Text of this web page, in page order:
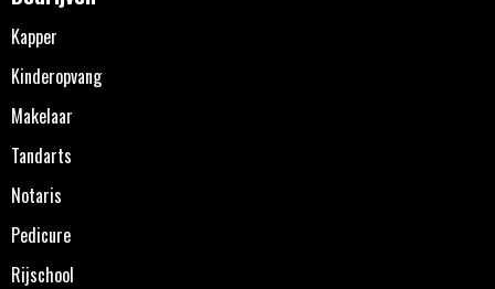
Kapper
Kinderopvang
Makelaar
Tandarts
Notaris
Pedicure
Rijschool